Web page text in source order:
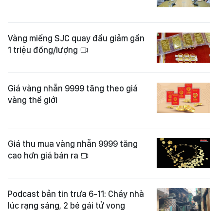
Vàng miếng SJC quay đầu giảm gần
1 triệu đồng/lượng
Giá vàng nhẫn 9999 tăng theo giá
vàng thế giới
Giá thu mua vàng nhẫn 9999 tăng
cao hơn giá bán ra
Podcast bản tin trưa 6-11: Cháy nhà
lúc rạng sáng, 2 bé gái tử vong